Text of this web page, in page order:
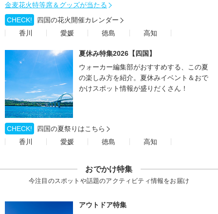
金麦花火特等席＆グッズが当たる
CHECK!
四国の花火開催カレンダー
香川
愛媛 徳島 高知
夏休み特集2026【四国】
ウォーカー編集部がおすすめする、この夏
の楽しみ方を紹介。夏休みイベント＆おで
かけスポット情報が盛りだくさん！
CHECK!
四国の夏祭りはこちら
香川
愛媛 徳島 高知
おでかけ特集
今注目のスポットや話題のアクティビティ情報をお届け
アウトドア特集